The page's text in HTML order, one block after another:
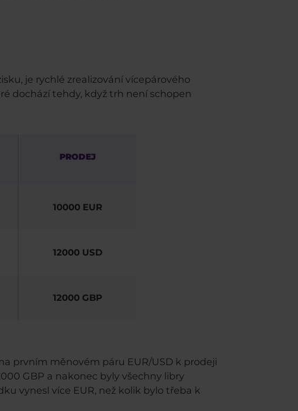
je rychlé zrealizování vícepárového
dochází tehdy, když trh není schopen
PRODEJ
10000 EUR
12000 USD
12000 GBP
prvním měnovém páru EUR/USD k prodeji
GBP a nakonec byly všechny libry
vynesl více EUR, než kolik bylo třeba k